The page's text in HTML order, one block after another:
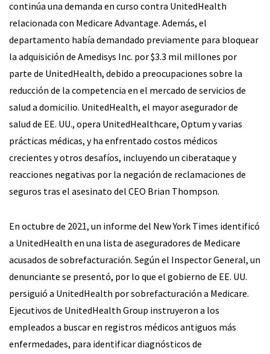
continúa una demanda en curso contra UnitedHealth
relacionada con Medicare Advantage. Además, el
departamento había demandado previamente para bloquear
la adquisición de Amedisys Inc. por $3.3 mil millones por
parte de UnitedHealth, debido a preocupaciones sobre la
reducción de la competencia en el mercado de servicios de
salud a domicilio. UnitedHealth, el mayor asegurador de
salud de EE. UU., opera UnitedHealthcare, Optum y varias
prácticas médicas, y ha enfrentado costos médicos
crecientes y otros desafíos, incluyendo un ciberataque y
reacciones negativas por la negación de reclamaciones de
seguros tras el asesinato del CEO Brian Thompson.
En octubre de 2021, un informe del New York Times identificó
a UnitedHealth en una lista de aseguradores de Medicare
acusados de sobrefacturación. Según el Inspector General, un
denunciante se presentó, por lo que el gobierno de EE. UU.
persiguió a UnitedHealth por sobrefacturación a Medicare.
Ejecutivos de UnitedHealth Group instruyeron a los
empleados a buscar en registros médicos antiguos más
enfermedades, para identificar diagnósticos de